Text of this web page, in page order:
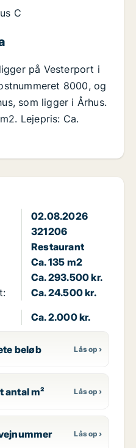
02.08.2026
321206
Restaurant
Ca. 135 m2
Ca. 293.500 kr.
Ca. 24.500 kr.
Ca. 2.000 kr.
beløb
antal m²
C
på Vesterport i
8000, og
som ligger i Århus.
Lejepris: Ca.